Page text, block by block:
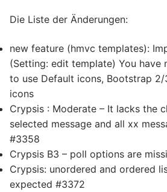
Die Liste der Änderungen:
new feature (hmvc templates):
(Setting: edit template) You have
to use Default icons, Bootstrap 2/
icons
Crypsis : Moderate – It lacks the
selected message and all xx
#3358
Crypsis B3 – poll options are
Crypsis: unordered and ordered
expected #3372